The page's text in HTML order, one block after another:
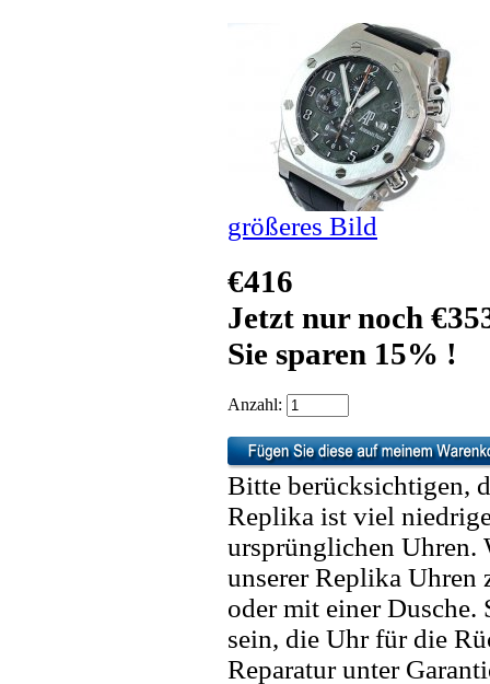
größeres Bild
€416
Jetzt nur noch
Sie sparen 15% !
Anzahl:
Bitte berücksichtigen,
Replika ist viel
ursprünglichen Uhren.
unserer Replika Uhren
oder mit einer
sein, die Uhr für die
Reparatur unter